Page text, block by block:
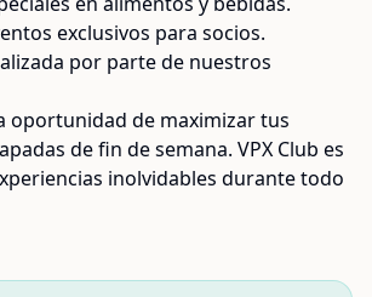
exclusivos para socios.
por parte de nuestros
oportunidad de maximizar tus
de fin de semana. VPX Club es
inolvidables durante todo